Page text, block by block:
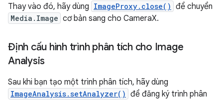
Thay vào đó, hãy dùng ImageProxy.close() để chuyển
Media.Image cơ bản sang cho CameraX.
Định cấu hình trình phân tích cho Image
Analysis
Sau khi bạn tạo một trình phân tích, hãy dùng
ImageAnalysis.setAnalyzer() để đăng ký trình phân